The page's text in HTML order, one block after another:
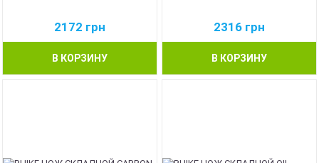
2172 грн
В КОРЗИНУ
2316 грн
В КОРЗИНУ